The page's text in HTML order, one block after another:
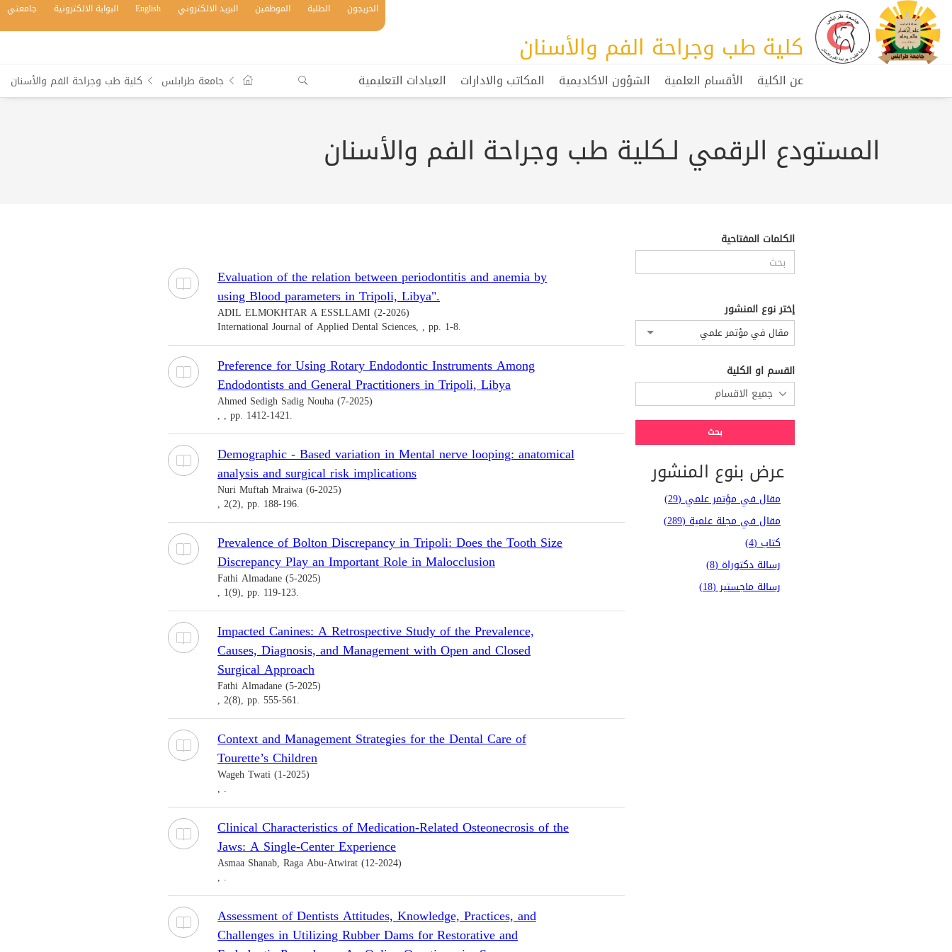
كلية طب وجراحة الفم والأسنان
الخريجون الطلبة الموظفين البريد الالكتروني English البوابة الالكترونية جامعتي
عن الكلية الأقسام العلمية الشؤون الاكاديمية المكاتب والادارات العيادات التعليمية جامعة طرابلس كلية طب وجراحة الفم والأسنان
المستودع الرقمي لـكلية طب وجراحة الفم والأسنان
الكلمات المفتاحية
إختر نوع المنشور
مقال في مؤتمر علمي
القسم او الكلية
عرض بنوع المنشور
مقال في مؤتمر علمي (29)
مقال في مجلة علمية (289)
كتاب (4)
رسالة دكتوراة (8)
رسالة ماجستير (18)
Evaluation of the relation between periodontitis and anemia by
using Blood parameters in Tripoli, Libya".
ADIL ELMOKHTAR A ESSLLAMI (2-2026)
International Journal of Applied Dental Sciences, , pp. 1-8.
Preference for Using Rotary Endodontic Instruments Among
Endodontists and General Practitioners in Tripoli, Libya
Ahmed Sedigh Sadig Nouha (7-2025)
, , pp. 1412-1421.
Demographic - Based variation in Mental nerve looping: anatomical
analysis and surgical risk implications
Nuri Muftah Mraiwa (6-2025)
, 2(2), pp. 188-196.
Prevalence of Bolton Discrepancy in Tripoli: Does the Tooth Size
Discrepancy Play an Important Role in Malocclusion
Fathi Almadane (5-2025)
, 1(9), pp. 119-123.
Impacted Canines: A Retrospective Study of the Prevalence,
Causes, Diagnosis, and Management with Open and Closed
Surgical Approach
Fathi Almadane (5-2025)
, 2(8), pp. 555-561.
Context and Management Strategies for the Dental Care of
Tourette’s Children
Wageh Twati (1-2025)
, .
Clinical Characteristics of Medication-Related Osteonecrosis of the
Jaws: A Single-Center Experience
Asmaa Shanab, Raga Abu-Atwirat (12-2024)
, .
Assessment of Dentists Attitudes, Knowledge, Practices, and
Challenges in Utilizing Rubber Dams for Restorative and